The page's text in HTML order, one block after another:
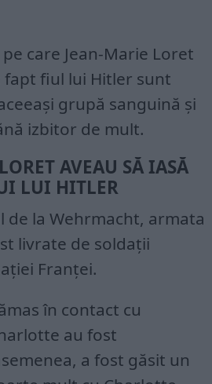
care Jean-Marie Loret
fapt fiul lui Hitler sunt
grupă sanguină și
izbitor de mult.
AVEAU SĂ IASĂ
LUI HITLER
la Wehrmacht, armata
livrate de soldații
Franței.
în contact cu
au fost
a fost găsit un